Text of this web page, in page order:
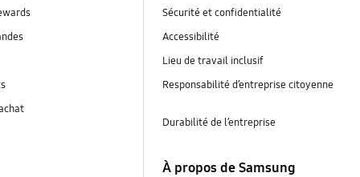
Sécurité et confidentialité
Accessibilité
Lieu de travail inclusif
Responsabilité d’entreprise citoyenne
Durabilité de l’entreprise
À propos de Samsung